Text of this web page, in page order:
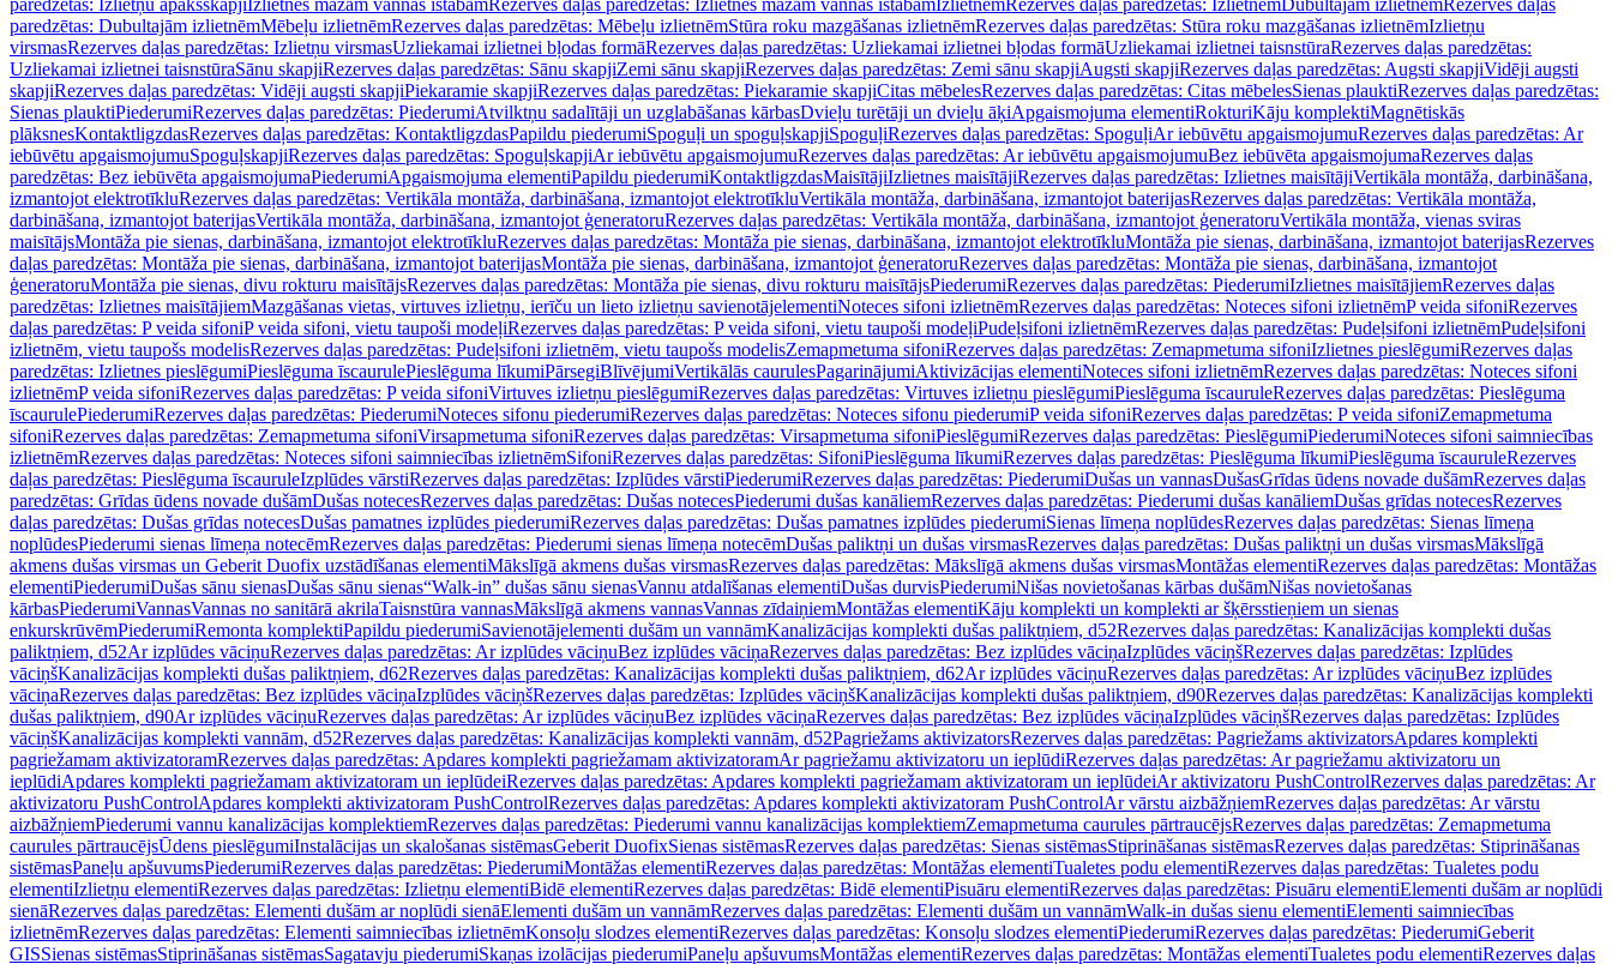
paredzētas: Izlietņu apakšskapjiIzlietnes mazām vannas istabāmRezerves daļas paredzētas: Izlietnes mazām vannas istabāmIzlietnēmRezerves daļas paredzētas: IzlietnēmDubultajām izlietnēmRezerves daļas
paredzētas: Dubultajām izlietnēmMēbeļu izlietnēmRezerves daļas paredzētas: Mēbeļu izlietnēmStūra roku mazgāšanas izlietnēmRezerves daļas paredzētas: Stūra roku mazgāšanas izlietnēmIzlietņu
virsmasRezerves daļas paredzētas: Izlietņu virsmasUzliekamai izlietnei bļodas formāRezerves daļas paredzētas: Uzliekamai izlietnei bļodas formāUzliekamai izlietnei taisnstūraRezerves daļas paredzētas:
Uzliekamai izlietnei taisnstūraSānu skapjiRezerves daļas paredzētas: Sānu skapjiZemi sānu skapjiRezerves daļas paredzētas: Zemi sānu skapjiAugsti skapjiRezerves daļas paredzētas: Augsti skapjiVidēji augsti
skapjiRezerves daļas paredzētas: Vidēji augsti skapjiPiekaramie skapjiRezerves daļas paredzētas: Piekaramie skapjiCitas mēbelesRezerves daļas paredzētas: Citas mēbelesSienas plauktiRezerves daļas paredzētas:
Sienas plauktiPiederumiRezerves daļas paredzētas: PiederumiAtvilktņu sadalītāji un uzglabāšanas kārbasDvieļu turētāji un dvieļu āķiApgaismojuma elementiRokturiKāju komplektiMagnētiskās
plāksnesKontaktligzdasRezerves daļas paredzētas: KontaktligzdasPapildu piederumiSpoguļi un spoguļskapjiSpoguļiRezerves daļas paredzētas: SpoguļiAr iebūvētu apgaismojumuRezerves daļas paredzētas: Ar
iebūvētu apgaismojumuSpoguļskapjiRezerves daļas paredzētas: SpoguļskapjiAr iebūvētu apgaismojumuRezerves daļas paredzētas: Ar iebūvētu apgaismojumuBez iebūvēta apgaismojumaRezerves daļas
paredzētas: Bez iebūvēta apgaismojumaPiederumiApgaismojuma elementiPapildu piederumiKontaktligzdasMaisītājiIzlietnes maisītājiRezerves daļas paredzētas: Izlietnes maisītājiVertikāla montāža, darbināšana,
izmantojot elektrotīkluRezerves daļas paredzētas: Vertikāla montāža, darbināšana, izmantojot elektrotīkluVertikāla montāža, darbināšana, izmantojot baterijasRezerves daļas paredzētas: Vertikāla montāža,
darbināšana, izmantojot baterijasVertikāla montāža, darbināšana, izmantojot ģeneratoruRezerves daļas paredzētas: Vertikāla montāža, darbināšana, izmantojot ģeneratoruVertikāla montāža, vienas sviras
maisītājsMontāža pie sienas, darbināšana, izmantojot elektrotīkluRezerves daļas paredzētas: Montāža pie sienas, darbināšana, izmantojot elektrotīkluMontāža pie sienas, darbināšana, izmantojot baterijasRezerves
daļas paredzētas: Montāža pie sienas, darbināšana, izmantojot baterijasMontāža pie sienas, darbināšana, izmantojot ģeneratoruRezerves daļas paredzētas: Montāža pie sienas, darbināšana, izmantojot
ģeneratoruMontāža pie sienas, divu rokturu maisītājsRezerves daļas paredzētas: Montāža pie sienas, divu rokturu maisītājsPiederumiRezerves daļas paredzētas: PiederumiIzlietnes maisītājiemRezerves daļas
paredzētas: Izlietnes maisītājiemMazgāšanas vietas, virtuves izlietņu, ierīču un lieto izlietņu savienotājelementiNoteces sifoni izlietnēmRezerves daļas paredzētas: Noteces sifoni izlietnēmP veida sifoniRezerves
daļas paredzētas: P veida sifoniP veida sifoni, vietu taupoši modeļiRezerves daļas paredzētas: P veida sifoni, vietu taupoši modeļiPudeļsifoni izlietnēmRezerves daļas paredzētas: Pudeļsifoni izlietnēmPudeļsifoni
izlietnēm, vietu taupošs modelisRezerves daļas paredzētas: Pudeļsifoni izlietnēm, vietu taupošs modelisZemapmetuma sifoniRezerves daļas paredzētas: Zemapmetuma sifoniIzlietnes pieslēgumiRezerves daļas
paredzētas: Izlietnes pieslēgumiPieslēguma īscaurulePieslēguma līkumiPārsegiBlīvējumiVertikālās caurulesPagarinājumiAktivizācijas elementiNoteces sifoni izlietnēmRezerves daļas paredzētas: Noteces sifoni
izlietnēmP veida sifoniRezerves daļas paredzētas: P veida sifoniVirtuves izlietņu pieslēgumiRezerves daļas paredzētas: Virtuves izlietņu pieslēgumiPieslēguma īscauruleRezerves daļas paredzētas: Pieslēguma
īscaurulePiederumiRezerves daļas paredzētas: PiederumiNoteces sifonu piederumiRezerves daļas paredzētas: Noteces sifonu piederumiP veida sifoniRezerves daļas paredzētas: P veida sifoniZemapmetuma
sifoniRezerves daļas paredzētas: Zemapmetuma sifoniVirsapmetuma sifoniRezerves daļas paredzētas: Virsapmetuma sifoniPieslēgumiRezerves daļas paredzētas: PieslēgumiPiederumiNoteces sifoni saimniecības
izlietnēmRezerves daļas paredzētas: Noteces sifoni saimniecības izlietnēmSifoniRezerves daļas paredzētas: SifoniPieslēguma līkumiRezerves daļas paredzētas: Pieslēguma līkumiPieslēguma īscauruleRezerves
daļas paredzētas: Pieslēguma īscauruleIzplūdes vārstiRezerves daļas paredzētas: Izplūdes vārstiPiederumiRezerves daļas paredzētas: PiederumiDušas un vannasDušasGrīdas ūdens novade dušāmRezerves daļas
paredzētas: Grīdas ūdens novade dušāmDušas notecesRezerves daļas paredzētas: Dušas notecesPiederumi dušas kanāliemRezerves daļas paredzētas: Piederumi dušas kanāliemDušas grīdas notecesRezerves
daļas paredzētas: Dušas grīdas notecesDušas pamatnes izplūdes piederumiRezerves daļas paredzētas: Dušas pamatnes izplūdes piederumiSienas līmeņa noplūdesRezerves daļas paredzētas: Sienas līmeņa
noplūdesPiederumi sienas līmeņa notecēmRezerves daļas paredzētas: Piederumi sienas līmeņa notecēmDušas paliktņi un dušas virsmasRezerves daļas paredzētas: Dušas paliktņi un dušas virsmasMākslīgā
akmens dušas virsmas un Geberit Duofix uzstādīšanas elementiMākslīgā akmens dušas virsmasRezerves daļas paredzētas: Mākslīgā akmens dušas virsmasMontāžas elementiRezerves daļas paredzētas: Montāžas
elementiPiederumiDušas sānu sienasDušas sānu sienas“Walk-in” dušas sānu sienasVannu atdalīšanas elementiDušas durvisPiederumiNišas novietošanas kārbas dušāmNišas novietošanas
kārbasPiederumiVannasVannas no sanitārā akrilaTaisnstūra vannasMākslīgā akmens vannasVannas zīdaiņiemMontāžas elementiKāju komplekti un komplekti ar šķērsstieņiem un sienas
enkurskrūvēmPiederumiRemonta komplektiPapildu piederumiSavienotājelementi dušām un vannāmKanalizācijas komplekti dušas paliktņiem, d52Rezerves daļas paredzētas: Kanalizācijas komplekti dušas
paliktņiem, d52Ar izplūdes vāciņuRezerves daļas paredzētas: Ar izplūdes vāciņuBez izplūdes vāciņaRezerves daļas paredzētas: Bez izplūdes vāciņaIzplūdes vāciņšRezerves daļas paredzētas: Izplūdes
vāciņšKanalizācijas komplekti dušas paliktņiem, d62Rezerves daļas paredzētas: Kanalizācijas komplekti dušas paliktņiem, d62Ar izplūdes vāciņuRezerves daļas paredzētas: Ar izplūdes vāciņuBez izplūdes
vāciņaRezerves daļas paredzētas: Bez izplūdes vāciņaIzplūdes vāciņšRezerves daļas paredzētas: Izplūdes vāciņšKanalizācijas komplekti dušas paliktņiem, d90Rezerves daļas paredzētas: Kanalizācijas komplekti
dušas paliktņiem, d90Ar izplūdes vāciņuRezerves daļas paredzētas: Ar izplūdes vāciņuBez izplūdes vāciņaRezerves daļas paredzētas: Bez izplūdes vāciņaIzplūdes vāciņšRezerves daļas paredzētas: Izplūdes
vāciņšKanalizācijas komplekti vannām, d52Rezerves daļas paredzētas: Kanalizācijas komplekti vannām, d52Pagriežams aktivizatorsRezerves daļas paredzētas: Pagriežams aktivizatorsApdares komplekti
pagriežamam aktivizatoramRezerves daļas paredzētas: Apdares komplekti pagriežamam aktivizatoramAr pagriežamu aktivizatoru un ieplūdiRezerves daļas paredzētas: Ar pagriežamu aktivizatoru un
ieplūdiApdares komplekti pagriežamam aktivizatoram un ieplūdeiRezerves daļas paredzētas: Apdares komplekti pagriežamam aktivizatoram un ieplūdeiAr aktivizatoru PushControlRezerves daļas paredzētas: Ar
aktivizatoru PushControlApdares komplekti aktivizatoram PushControlRezerves daļas paredzētas: Apdares komplekti aktivizatoram PushControlAr vārstu aizbāžņiemRezerves daļas paredzētas: Ar vārstu
aizbāžņiemPiederumi vannu kanalizācijas komplektiemRezerves daļas paredzētas: Piederumi vannu kanalizācijas komplektiemZemapmetuma caurules pārtraucējsRezerves daļas paredzētas: Zemapmetuma
caurules pārtraucējsŪdens pieslēgumiInstalācijas un skalošanas sistēmasGeberit DuofixSienas sistēmasRezerves daļas paredzētas: Sienas sistēmasStiprināšanas sistēmasRezerves daļas paredzētas: Stiprināšanas
sistēmasPaneļu apšuvumsPiederumiRezerves daļas paredzētas: PiederumiMontāžas elementiRezerves daļas paredzētas: Montāžas elementiTualetes podu elementiRezerves daļas paredzētas: Tualetes podu
elementiIzlietņu elementiRezerves daļas paredzētas: Izlietņu elementiBidē elementiRezerves daļas paredzētas: Bidē elementiPisuāru elementiRezerves daļas paredzētas: Pisuāru elementiElementi dušām ar noplūdi
sienāRezerves daļas paredzētas: Elementi dušām ar noplūdi sienāElementi dušām un vannāmRezerves daļas paredzētas: Elementi dušām un vannāmWalk-in dušas sienu elementiElementi saimniecības
izlietnēmRezerves daļas paredzētas: Elementi saimniecības izlietnēmKonsoļu slodzes elementiRezerves daļas paredzētas: Konsoļu slodzes elementiPiederumiRezerves daļas paredzētas: PiederumiGeberit
GISSienas sistēmasStiprināšanas sistēmasSagatavju piederumiSkaņas izolācijas piederumiPaneļu apšuvumsMontāžas elementiRezerves daļas paredzētas: Montāžas elementiTualetes podu elementiRezerves daļas